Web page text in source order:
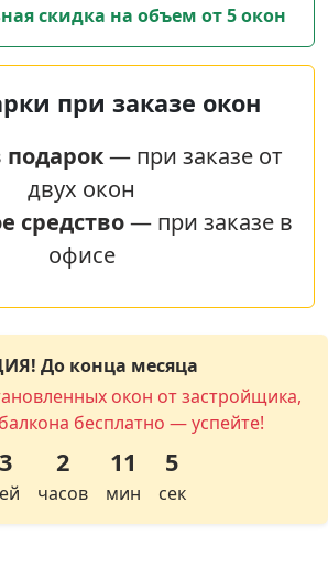
скидка на объем от 5 окон
при заказе окон
подарок— при заказе от
двух окон
средство— при заказе в
офисе
До конца месяца
окон от застройщика,
бесплатно — успейте!
2
часов
11
мин
4
сек